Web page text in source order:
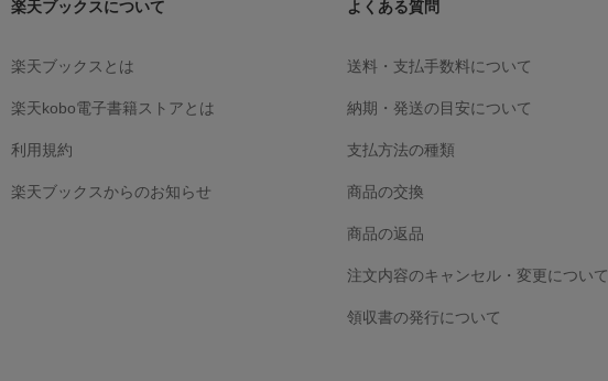
楽天ブックスについて
楽天ブックスとは
楽天kobo電子書籍ストアとは
利用規約
楽天ブックスからのお知らせ
よくある質問
送料・支払手数料について
納期・発送の目安について
支払方法の種類
商品の交換
商品の返品
注文内容のキャンセル・変更について
領収書の発行について